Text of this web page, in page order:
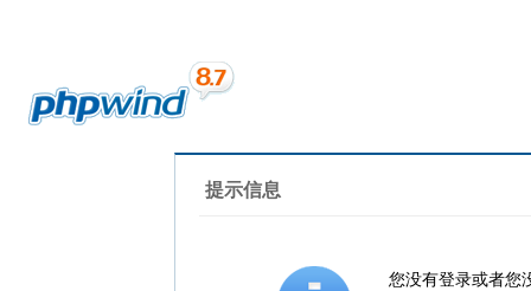
提示信息
您没有登录或者您